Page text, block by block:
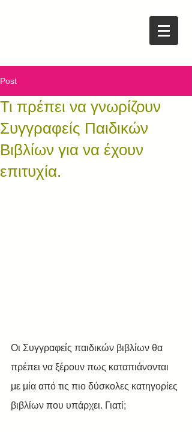
Post
Τι πρέπει να γνωρίζουν
Συγγραφείς Παιδικών
Βιβλίων για να έχουν
επιτυχία.
Οι Συγγραφείς παιδικών βιβλίων θα
πρέπει να ξέρουν πως καταπιάνονται
με μία από τις πιο δύσκολες κατηγορίες
βιβλίων που υπάρχει. Γιατί;